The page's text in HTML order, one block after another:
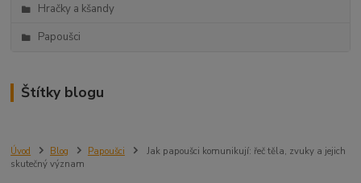
Hračky a kšandy
Papoušci
Štítky blogu
Úvod Blog Papoušci
Jak papoušci komunikují: řeč těla, zvuky a jejich
skutečný význam